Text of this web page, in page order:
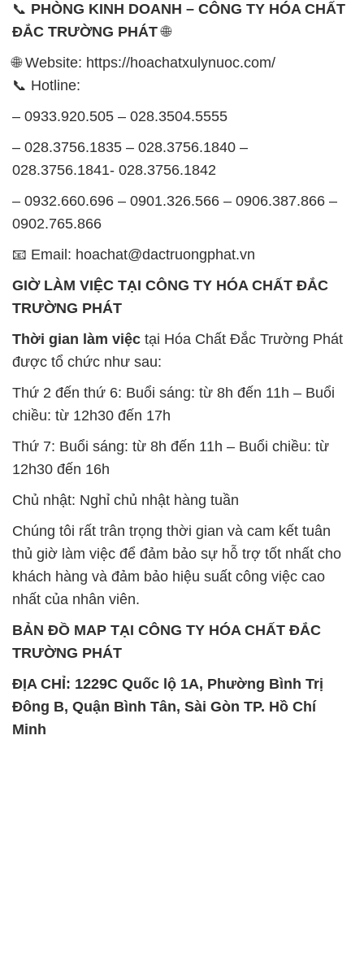
– 0933.920.505 – 028.3504.5555
028.3756.1841- 028.3756.1842
0902.765.866
📧 Email: hoachat@dactruongphat.vn
TRƯỜNG PHÁT
được tổ chức như sau:
Thứ 2 đến thứ 6: Buổi sáng: từ 8h đến 11h – Buổi
chiều: từ 12h30 đến 17h
Thứ 7: Buổi sáng: từ 8h đến 11h – Buổi chiều: từ
12h30 đến 16h
Chủ nhật: Nghỉ chủ nhật hàng tuần
thủ giờ làm việc để đảm bảo sự hỗ trợ tốt nhất cho
khách hàng và đảm bảo hiệu suất công việc cao
nhất của nhân viên.
BẢN ĐỒ MAP TẠI CÔNG TY HÓA CHẤT ĐẮC
TRƯỜNG PHÁT
ĐỊA CHỈ: 1229C Quốc lộ 1A, Phường Bình Trị
Đông B, Quận Bình Tân, Sài Gòn TP. Hồ Chí
Minh